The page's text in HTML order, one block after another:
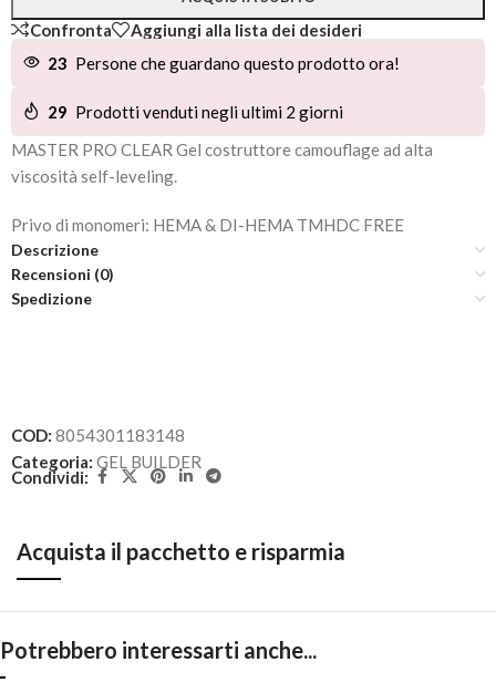
Confronta
Aggiungi alla lista dei desideri
23 Persone che guardano questo prodotto ora!
29 Prodotti venduti negli ultimi 2 giorni
MASTER PRO CLEAR Gel costruttore camouflage ad alta
viscosità self-leveling.
Privo di monomeri: HEMA & DI-HEMA TMHDC FREE
Descrizione
Recensioni (0)
Spedizione
COD: 8054301183148
Categoria: GEL BUILDER
Condividi:
Acquista il pacchetto e risparmia
Potrebbero interessarti anche...